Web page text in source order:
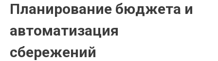
Планирование бюджета и
автоматизация
сбережений